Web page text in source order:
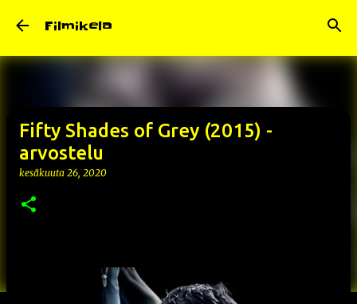
Filmikela
Fifty Shades of Grey (2015) -
arvostelu
kesäkuuta 26, 2020